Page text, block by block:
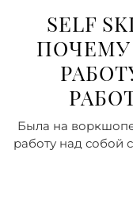
SELF
ПОЧЕМУ
Была на воркшопе
работу над собой